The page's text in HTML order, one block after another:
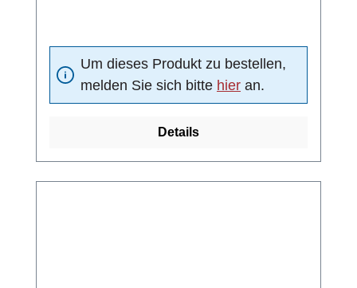
Um dieses Produkt zu bestellen,
melden Sie sich bitte hier an.
Details